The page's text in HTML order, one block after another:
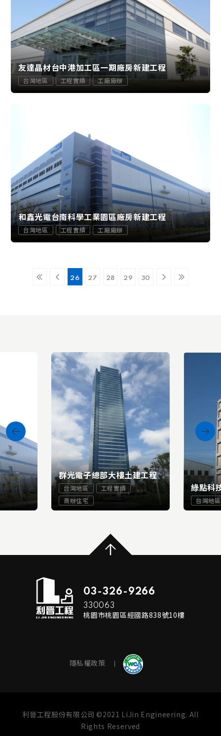
友達晶材台中港加工區一期廠房新建工程
台灣地區 工程實績 工廠廠辦
和鑫光電台南科學工業園區廠房新建工程
台灣地區 工程實績 工廠廠辦
26 27 28 29 30
群光電子總部大樓土建工程
台灣地區
工程實績
商辦住宅
READ MORE
綠點科
台灣地區
03-326-9266
330063
桃園市桃園區經國路838號10樓
隱私權政策
利晉工程股份有限公司 ©2021 LiJin Engineering. All
Rights Reserved